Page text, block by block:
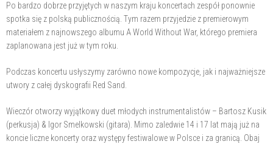
Po bardzo dobrze przyjętych w naszym kraju koncertach zespół ponownie
spotka się z polską publicznością. Tym razem przyjedzie z premierowym
materiałem z najnowszego albumu A World Without War, którego premiera
zaplanowana jest już w tym roku.
Podczas koncertu usłyszymy zarówno nowe kompozycje, jak i najważniejsze
utwory z całej dyskografii Red Sand.
Wieczór otworzy wyjątkowy duet młodych instrumentalistów – Bartosz Kusik
(perkusja) & Igor Smelkowski (gitara). Mimo zaledwie 14 i 17 lat mają już na
koncie liczne koncerty oraz występy festiwalowe w Polsce i za granicą. Obaj